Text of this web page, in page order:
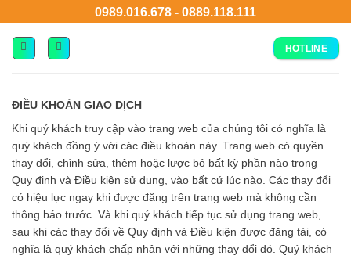
0989.016.678 - 0889.118.111
HOTLINE
ĐIỀU KHOẢN GIAO DỊCH
Khi quý khách truy cập vào trang web của chúng tôi có nghĩa là
quý khách đồng ý với các điều khoản này. Trang web có quyền
thay đổi, chỉnh sửa, thêm hoặc lược bỏ bất kỳ phần nào trong
Quy định và Điều kiện sử dụng, vào bất cứ lúc nào. Các thay đổi
có hiệu lực ngay khi được đăng trên trang web mà không cần
thông báo trước. Và khi quý khách tiếp tục sử dụng trang web,
sau khi các thay đổi về Quy định và Điều kiện được đăng tải, có
nghĩa là quý khách chấp nhận với những thay đổi đó. Quý khách